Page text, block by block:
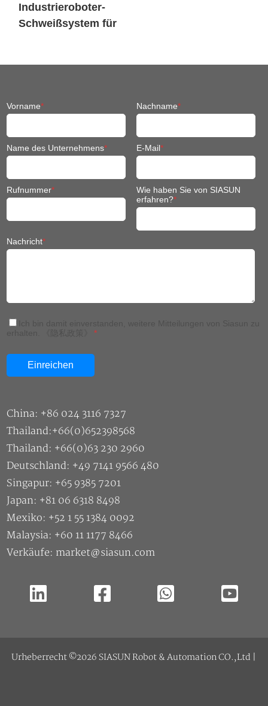
Industrieroboter-
Schweißsystem für
Vorname* Nachname*
Name des Unternehmens* E-Mail*
Rufnummer*
Wie haben Sie von SIASUN
erfahren?*
Nachricht*
*
China: +86 024 3116 7327
Thailand:+66(0)652398568
Thailand: +66(0)63 230 2960
Deutschland: +49 7141 9566 480
Singapur: +65 9385 7201
Japan: +81 06 6318 8498
Mexiko: +52 1 55 1384 0092
Malaysia: +60 11 1177 8466
Verkäufe: market@siasun.com
Urheberrecht ©2026 SIASUN Robot & Automation CO.,Ltd |